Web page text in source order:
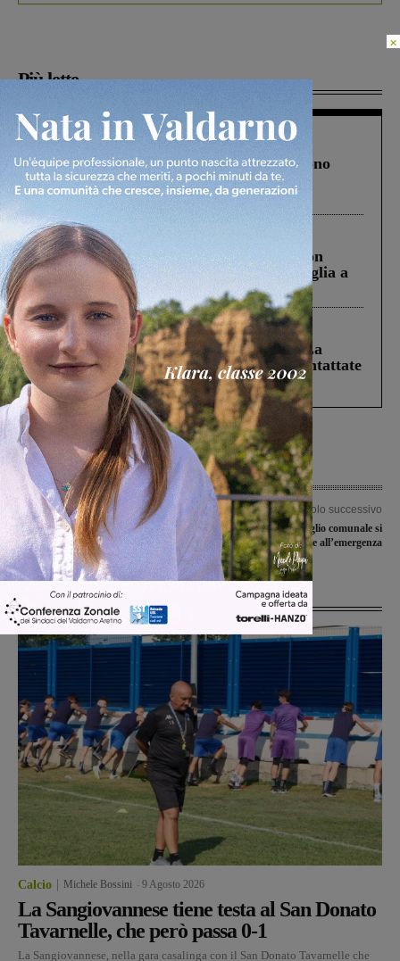
Più lette
Cronaca 4 Agosto 2026
Un anno fa la strage in A1 in cui morirono
Gianni, Giulia e Franco. Lo schianto, il
processo, lo stop ai sorpassi fra tir....
Cronaca 3 Agosto 2026
Scomparso da una struttura di Castiglion
Fiorentino l’uomo che aveva ucciso la figlia a
Levane nel 2020
Cronaca 5 Agosto 2026
Continuano le ricerche di Miah Billal. La
Prefettura: “In caso di avvistamento contattate
il 112”
Articolo precedente
Sondaggio su facebook per il gol
azzurro più bello dell’anno
Articolo successivo
Covid-19, il consiglio comunale si
compatta per far fronte all’emergenza
Ultime Notizie
Calcio Michele Bossini 9 Agosto 2026
La Sangiovannese tiene testa al San Donato
Tavarnelle, che però passa 0-1
La Sangiovannese, nella gara casalinga con il San Donato Tavarnelle che
×